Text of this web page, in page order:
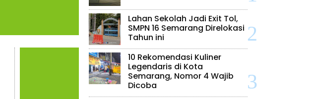
Lahan Sekolah Jadi Exit Tol,
SMPN 16 Semarang Direlokasi
Tahun ini
10 Rekomendasi Kuliner
Legendaris di Kota
Semarang, Nomor 4 Wajib
Dicoba